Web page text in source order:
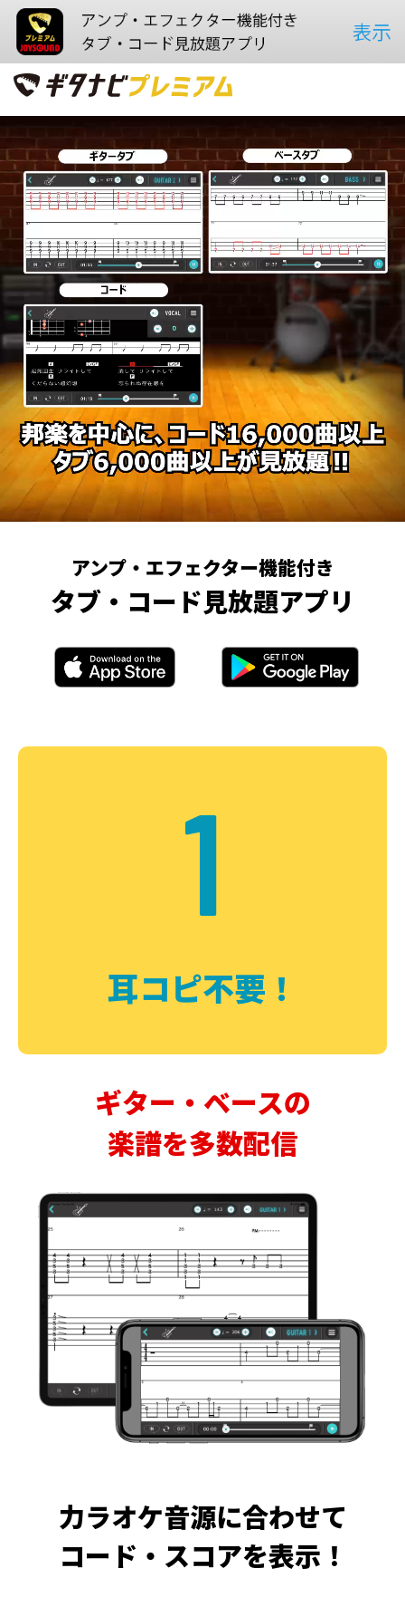
アンプ・エフェクター機能付き
タブ・コード見放題アプリ
1
耳コピ不要！
ギター・ベースの
楽譜を多数配信
力ラオケ音源に合わせて
コード・スコアを表示！